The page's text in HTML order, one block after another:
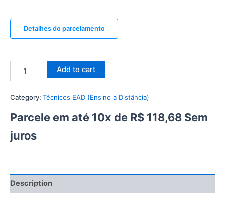
Detalhes do parcelamento
Add to cart
Category: Técnicos EAD (Ensino a Distância)
Parcele em até 10x de R$ 118,68 Sem
juros
Description